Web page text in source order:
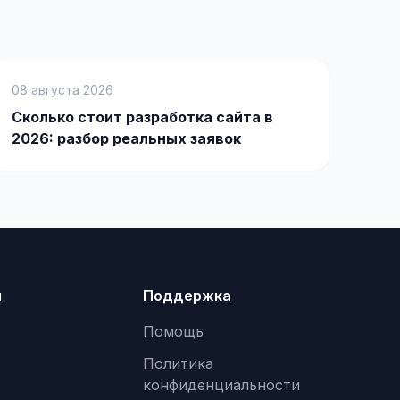
08 августа 2026
Сколько стоит разработка сайта в
2026: разбор реальных заявок
Поддержка
Помощь
Политика
конфиденциальности